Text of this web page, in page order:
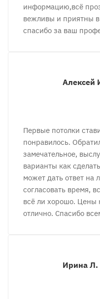
информацию,всё
вежливы и приятны
спасибо за ваш
Алексей
Первые потолки
понравилось.
замечательное,
варианты как
может дать ответ на
согласовать время,
всё ли хорошо. Цены
отлично. Спасибо
Ирина Л.